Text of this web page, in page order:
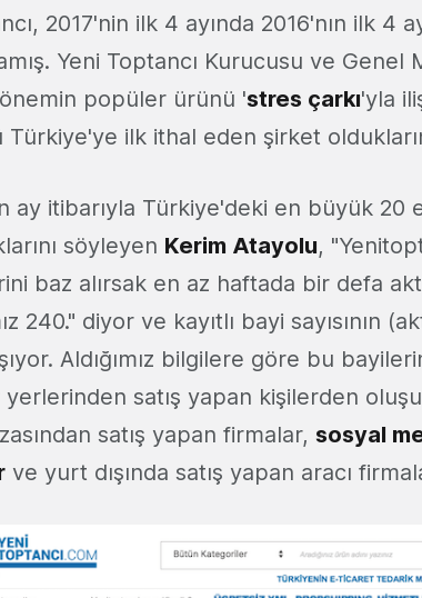
2017'nin ilk 4 ayında 2016'nın ilk 4
Yeni Toptancı Kurucusu ve Genel
popüler ürünü 'stres çarkı'yla
Türkiye'ye ilk ithal eden şirket
ay itibarıyla Türkiye'deki en büyük 20
söyleyen Kerim Atayolu,
baz alırsak en az haftada bir defa
240." diyor ve kayıtlı bayi sayısının
Aldığımız bilgilere göre bu
yerlerinden satış yapan kişilerden
satış yapan firmalar, sosyal
ve yurt dışında satış yapan aracı